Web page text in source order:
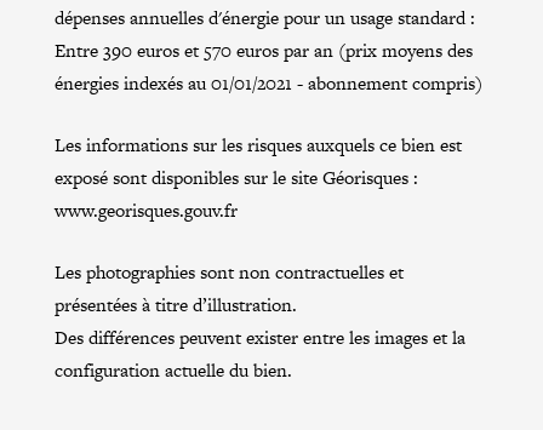
dépenses annuelles d'énergie pour un usage standard :
Entre 390 euros et 570 euros par an (prix moyens des
énergies indexés au 01/01/2021 - abonnement compris)
Les informations sur les risques auxquels ce bien est
exposé sont disponibles sur le site Géorisques :
www.georisques.gouv.fr
Les photographies sont non contractuelles et
présentées à titre d’illustration.
Des différences peuvent exister entre les images et la
configuration actuelle du bien.